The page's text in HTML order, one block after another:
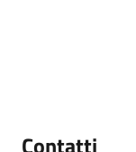
Contatti